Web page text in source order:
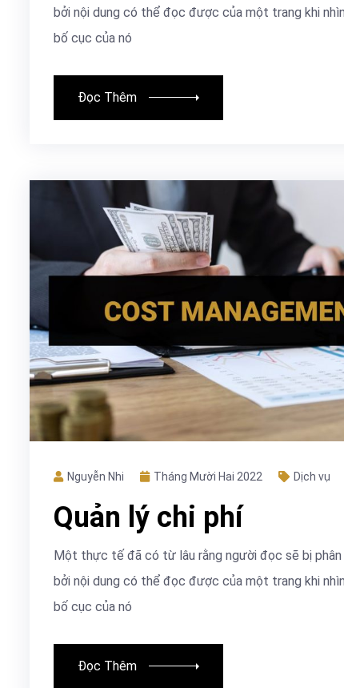
bởi nội dung có thể đọc được của một trang khi
bố cục của nó
Đọc Thêm
Nguyễn Nhi Tháng Mười Hai 2022 Dịch vụ
Quản lý chi phí
Một thực tế đã có từ lâu rằng người đọc sẽ bị
bởi nội dung có thể đọc được của một trang khi
bố cục của nó
Đọc Thêm